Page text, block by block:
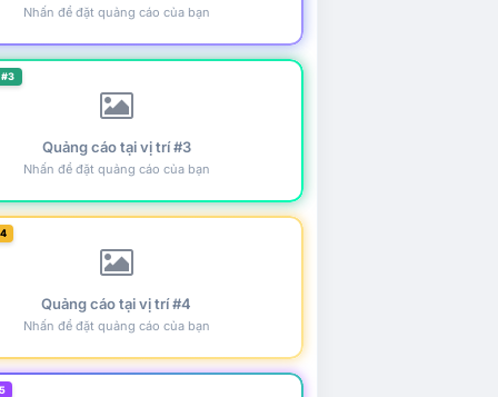
Nhấn để đặt quảng cáo của bạn
Quảng cáo tại vị trí #3
Nhấn để đặt quảng cáo của bạn
Quảng cáo tại vị trí #4
Nhấn để đặt quảng cáo của bạn